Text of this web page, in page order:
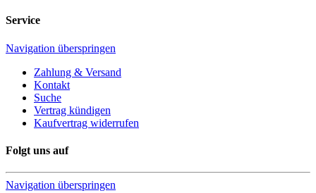
Service
Navigation überspringen
Zahlung & Versand
Kontakt
Suche
Vertrag kündigen
Kaufvertrag widerrufen
Folgt uns auf
Navigation überspringen